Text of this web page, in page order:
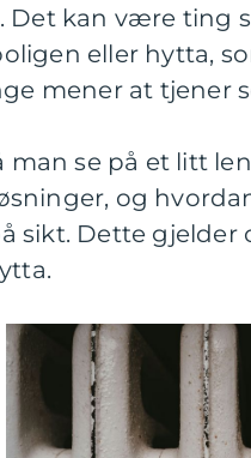
Det kan være ting
eller hytta,
mener at tjener
man se på et litt
og
sikt. Dette gjelder